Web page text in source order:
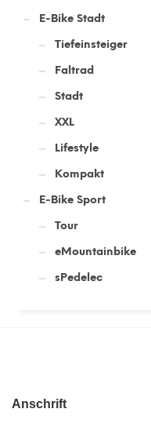
E-Bike Stadt
Tiefeinsteiger
Faltrad
Stadt
XXL
Lifestyle
Kompakt
E-Bike Sport
Tour
eMountainbike
sPedelec
Anschrift